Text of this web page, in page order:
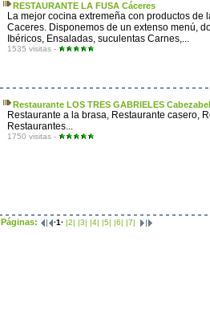
RESTAURANTE LA FUSA Cáceres
La mejor cocina extremeña con productos de
Caceres. Disponemos de un extenso menú,
Ibéricos, Ensaladas, suculentas Carnes,...
1535 visitas -
Restaurante LOS TRES GABRIELES
Restaurante a la brasa, Restaurante casero,
Restaurantes...
1750 visitas -
Páginas: ·1· |2| |3| |4| |5| |6| |7|